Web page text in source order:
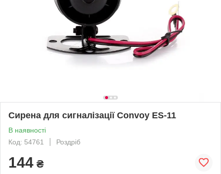
Сирена для сигналізації Convoy ES-11
В наявності
Код: 54761
Роздріб
144 ₴